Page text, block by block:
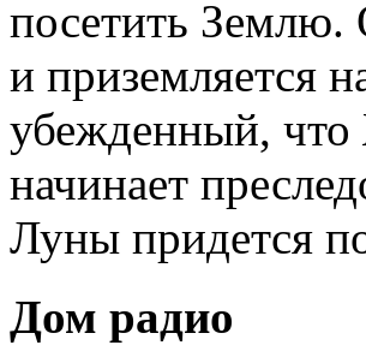
посетить Землю.
и приземляется
убежденный, что
начинает
Луны придется
Дом радио